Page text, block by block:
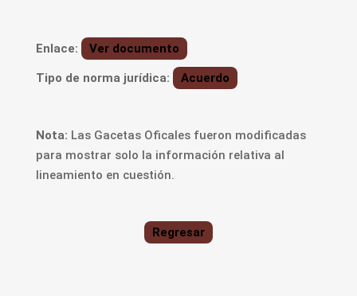
Enlace: Ver documento
Tipo de norma jurídica: Acuerdo
Nota: Las Gacetas Oficales fueron modificadas
para mostrar solo la información relativa al
lineamiento en cuestión.
Regresar